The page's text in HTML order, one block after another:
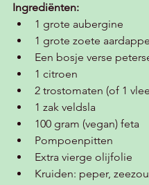
Ingrediënten:
1 grote aubergine
1 grote zoete aardappel
Een bosje verse
1 citroen
2 trostomaten (of 1
1 zak veldsla
100 gram (vegan) feta
Pompoenpitten
Extra vierge olijfolie
Kruiden: peper,